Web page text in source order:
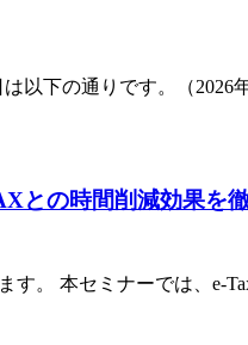
以下の通りです。（2026
との時間削減効果を
。 本セミナーでは、e-